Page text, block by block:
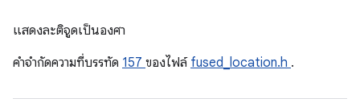
แสดงละติจูดเป็นองศา
คําจํากัดความที่บรรทัด 157 ของไฟล์ fused_location.h .